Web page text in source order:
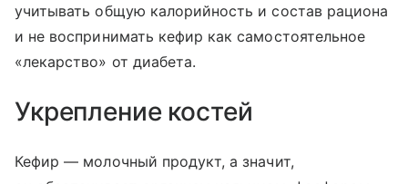
учитывать общую калорийность и состав рациона
и не воспринимать кефир как самостоятельное
«лекарство» от диабета.
Укрепление костей
Кефир — молочный продукт, а значит,